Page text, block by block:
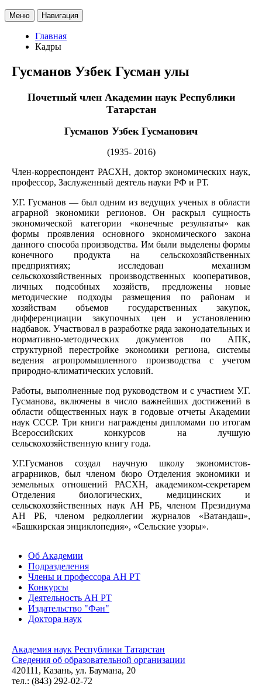
Меню Навигация
Главная
Кадры
Гусманов Узбек Гусман улы
Почетный член Академии наук Республики
Татарстан
Гусманов Узбек Гусманович
(1935- 2016)
Член-корреспондент РАСХН, доктор экономических наук,
профессор, Заслуженный деятель науки РФ и РТ.
У.Г. Гусманов — был одним из ведущих ученых в области
аграрной экономики регионов. Он раскрыл сущность
экономической категории «конечные результаты» как
формы проявления основного экономического закона
данного способа производства. Им были выделены формы
конечного продукта на сельскохозяйственных
предприятиях; исследован механизм
сельскохозяйственных производственных кооперативов,
личных подсобных хозяйств, предложены новые
методические подходы размещения по районам и
хозяйствам объемов государственных закупок,
дифференциации закупочных цен и установлению
надбавок. Участвовал в разработке ряда законодательных и
нормативно-методических документов по АПК,
структурной перестройке экономики региона, системы
ведения агропромышленного производства с учетом
природно-климатических условий.
Работы, выполненные под руководством и с участием У.Г.
Гусманова, включены в число важнейших достижений в
области общественных наук в годовые отчеты Академии
наук СССР. Три книги награждены дипло­мами по итогам
Всероссийских конкурсов на лучшую
сельскохозяйственную книгу года.
У.Г.Гусманов создал научную школу экономистов-
аграрников, был членом бюро Отделения экономики и
земель­ных отношений РАСХН, академиком-секретарем
Отделения биологических, медицинских и
сельскохозяйственных наук АН РБ, членом Президиума
АН РБ, членом редколлегии журналов «Ва­тандаш»,
«Башкирская энциклопедия», «Сельские узоры».
Об Академии
Подразделения
Члены и профессора АН РТ
Конкурсы
Деятельность АН РТ
Издательство "Фән"
Доктора наук
Академия наук Республики Татарстан
Сведения об образовательной организации
420111, Казань, ул. Баумана, 20
тел.: (843) 292-02-72